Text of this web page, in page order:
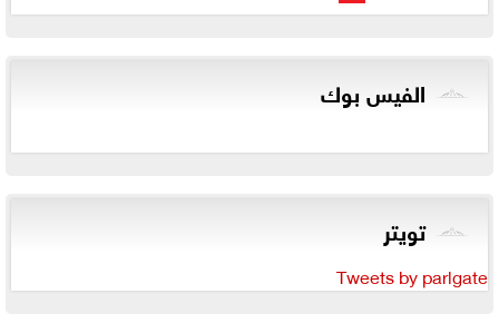
الفيس بوك
تويتر
Tweets by parlgate